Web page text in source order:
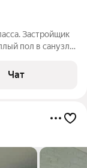
Застройщик
пол в санузле
Чат